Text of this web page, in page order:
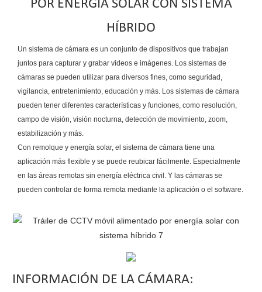
POR ENERGÍA SOLAR CON SISTEMA
HÍBRIDO
Un sistema de cámara es un conjunto de dispositivos que trabajan
juntos para capturar y grabar videos e imágenes. Los sistemas de
cámaras se pueden utilizar para diversos fines, como seguridad,
vigilancia, entretenimiento, educación y más. Los sistemas de cámara
pueden tener diferentes características y funciones, como resolución,
campo de visión, visión nocturna, detección de movimiento, zoom,
estabilización y más.
Con remolque y energía solar, el sistema de cámara tiene una
aplicación más flexible y se puede reubicar fácilmente. Especialmente
en las áreas remotas sin energía eléctrica civil. Y las cámaras se
pueden controlar de forma remota mediante la aplicación o el software.
INFORMACIÓN DE LA CÁMARA: